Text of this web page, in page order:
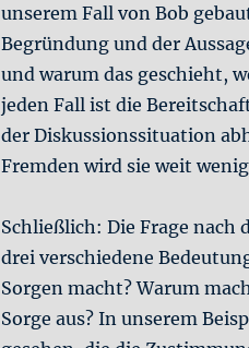
unserem Fall von Bob
Begründung und der
und warum das geschieht,
jeden Fall ist die
der Diskussionssituation
Fremden wird sie weit
Schließlich: Die Frage nach
drei verschiedene
Sorgen macht? Warum
Sorge aus? In unserem